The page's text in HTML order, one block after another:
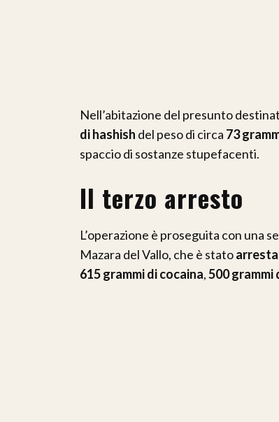
Nell’abitazione del presunto
di hashish del peso di circa 73
spaccio di sostanze stupefacenti.
Il terzo arresto
L’operazione è proseguita con una
Mazara del Vallo, che è stato
615 grammi di cocaina,500 grammi